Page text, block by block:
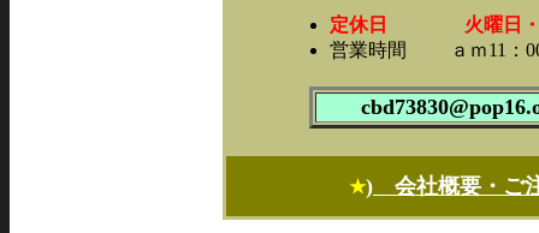
定休日 火曜日・第
営業時間 ａｍ11：00
★) 会社概要・ご